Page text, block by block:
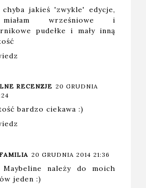
chyba jakieś 'zwykle' edycje,
wrześniowe i
pudełke i mały inną
RECENZJE 20 GRUDNIA
bardzo ciekawa :)
20 GRUDNIA 2014 21:36
Maybeline należy do moich
jeden :)